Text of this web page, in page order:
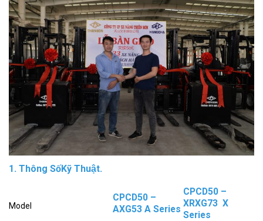
1. Thông SốKỹ Thuật.
Model
CPCD50 –
AXG53 A Series
CPCD50 –
XRXG73 X
Series